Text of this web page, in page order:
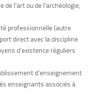
l’art ou de l’archéologie,
professionnelle (autre
direct avec la discipline
d’existence réguliers
d’enseignement
enseignants associés à